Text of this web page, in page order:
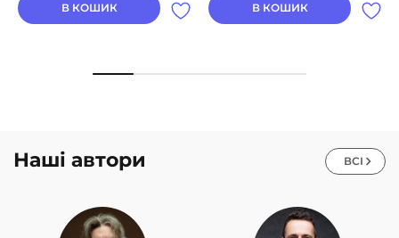
В КОШИК В КОШИК
Наші автори ВСІ